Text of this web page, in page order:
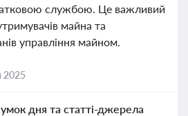
службою. Це важливий
майна та
управління майном.
2025
дня та статті-джерела